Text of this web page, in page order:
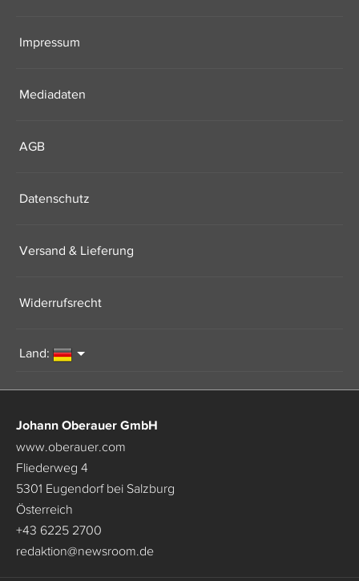
Impressum
Mediadaten
AGB
Datenschutz
Versand & Lieferung
Widerrufsrecht
Land:
Johann Oberauer GmbH
www.oberauer.com
Fliederweg 4
5301 Eugendorf bei Salzburg
Österreich
+43 6225 2700
redaktion@newsroom.de